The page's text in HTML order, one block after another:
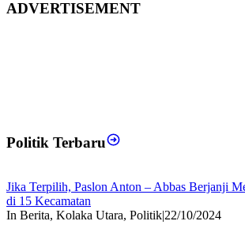
ADVERTISEMENT
Politik Terbaru
Jika Terpilih, Paslon Anton – Abbas Berjanji
di 15 Kecamatan
In Berita, Kolaka Utara, Politik|22/10/2024